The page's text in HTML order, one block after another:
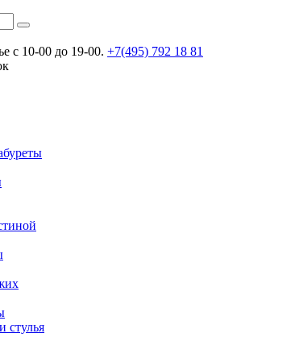
c 10-00 до 19-00. +7(495) 792 18 81
стулья